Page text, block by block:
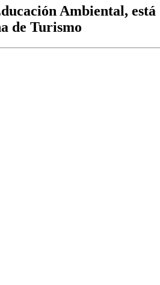
Ambiental,
de Turismo